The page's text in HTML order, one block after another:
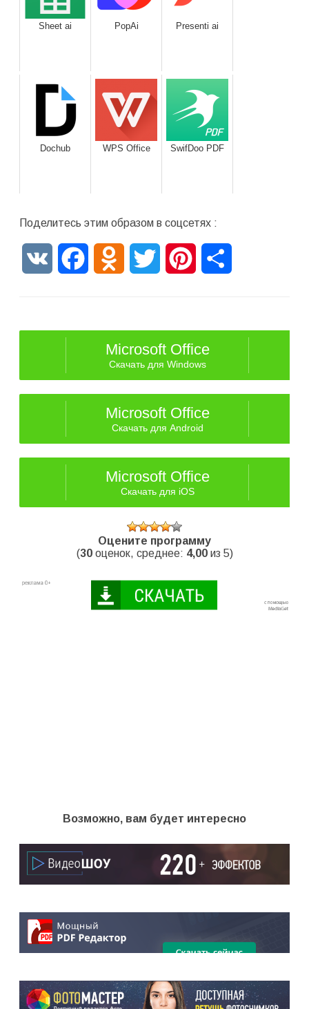
Sheet ai PopAi Presenti ai
Dochub WPS Office SwifDoo PDF
Поделитесь этим образом в соцсетях :
VK FacebookOdnoklassniki
Twitter Pinterest
Microsoft Office
Скачать для Windows
Microsoft Office
Скачать для Android
Microsoft Office
Скачать для iOS
Оцените программу
(30оценок, среднее: 4,00из 5)
Возможно, вам будет интересно